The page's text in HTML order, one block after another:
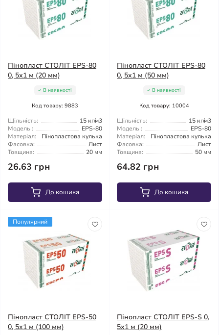
Пінопласт СТОЛІТ EPS-80
0, 5х1 м (20 мм)
В наявності
Код товару: 9883
Щільність:
15 кг/м3
Модель :
EPS-80
Матеріал:
Пінопластова кулька
Фасовка:
Лист
Товщина:
20 мм
26.63 грн
До кошика
Пінопласт СТОЛІТ EPS-80
0, 5х1 м (50 мм)
В наявності
Код товару: 10004
Щільність:
15 кг/м3
Модель :
EPS-80
Матеріал:
Пінопластова кулька
Фасовка:
Лист
Товщина:
50 мм
64.82 грн
До кошика
Популярний
Пінопласт СТОЛІТ EPS-50
0, 5х1 м (100 мм)
Пінопласт СТОЛІТ EPS-S 0,
5х1 м (20 мм)